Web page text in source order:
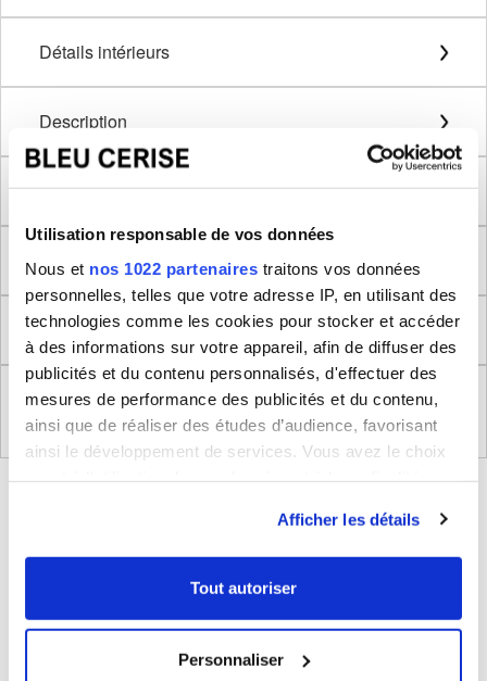
Utilisation responsable de vos données
Nous et nos 1022 partenaires traitons vos données
personnelles, telles que votre adresse IP, en utilisant des
technologies comme les cookies pour stocker et accéder
à des informations sur votre appareil, afin de diffuser des
publicités et du contenu personnalisés, d'effectuer des
mesures de performance des publicités et du contenu,
ainsi que de réaliser des études d’audience, favorisant
ainsi le développement de services. Vous avez le choix
tout moment en consultant la Déclaration relative aux
cookies ou en cliquant sur l'icône de confidentialité.
Collecter des informations sur votre localisation
géographique qui peuvent être précises à plusieurs
Afficher les détails
Tout autoriser
Personnaliser
Détails intérieurs
Description
Méthode de mesure
Dimensions produit
Retour
Règlement (UE) 2023/988 relatifs à la Sécurité
Générale des Produits